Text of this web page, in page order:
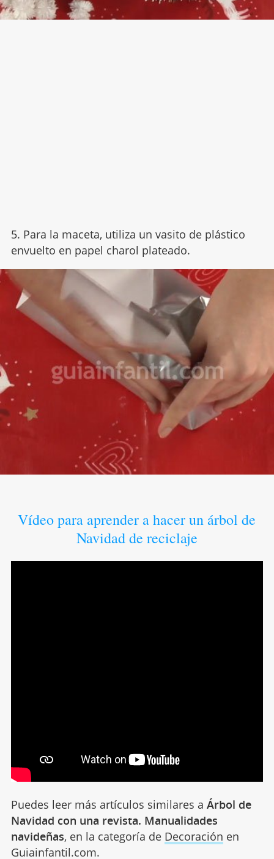
5. Para la maceta, utiliza un vasito de plástico
envuelto en papel charol plateado.
Vídeo para aprender a hacer un árbol de
Navidad de reciclaje
Puedes leer más artículos similares a Árbol de
Navidad con una revista. Manualidades
navideñas, en la categoría de Decoración en
Guiainfantil.com.